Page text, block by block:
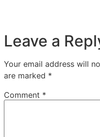
Leave a
Your email address will
are marked *
Comment *